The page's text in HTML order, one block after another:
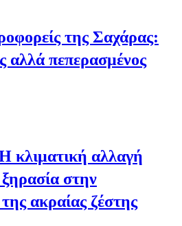
της Σαχάρας:
αλλά πεπερασμένος
κλιματική αλλαγή
ξηρασία στην
ακραίας ζέστης